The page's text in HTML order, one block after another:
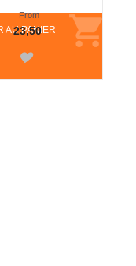
AU PANIER
From
23,50